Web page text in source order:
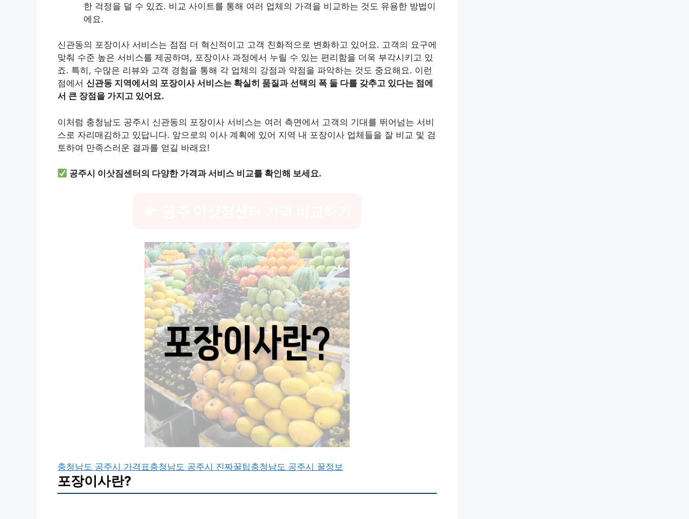
한 걱정을 덜 수 있죠. 비교 사이트를 통해 여러 업체의 가격을 비교하는 것도 유용한 방법이
에요.
신관동의 포장이사 서비스는 점점 더 혁신적이고 고객 친화적으로 변화하고 있어요. 고객의 요구에
맞춰 수준 높은 서비스를 제공하며, 포장이사 과정에서 누릴 수 있는 편리함을 더욱 부각시키고 있
죠. 특히, 수많은 리뷰와 고객 경험을 통해 각 업체의 강점과 약점을 파악하는 것도 중요해요. 이런
점에서 신관동 지역에서의 포장이사 서비스는 확실히 품질과 선택의 폭 둘 다를 갖추고 있다는 점에
서 큰 장점을 가지고 있어요.
이처럼 충청남도 공주시 신관동의 포장이사 서비스는 여러 측면에서 고객의 기대를 뛰어넘는 서비
스로 자리매김하고 있답니다. 앞으로의 이사 계획에 있어 지역 내 포장이사 업체들을 잘 비교 및 검
토하여 만족스러운 결과를 얻길 바래요!
공주시 이삿짐센터의 다양한 가격과 서비스 비교를 확인해 보세요.
충청남도 공주시 가격표충청남도 공주시 진짜꿀팁충청남도 공주시 꿀정보
포장이사란?